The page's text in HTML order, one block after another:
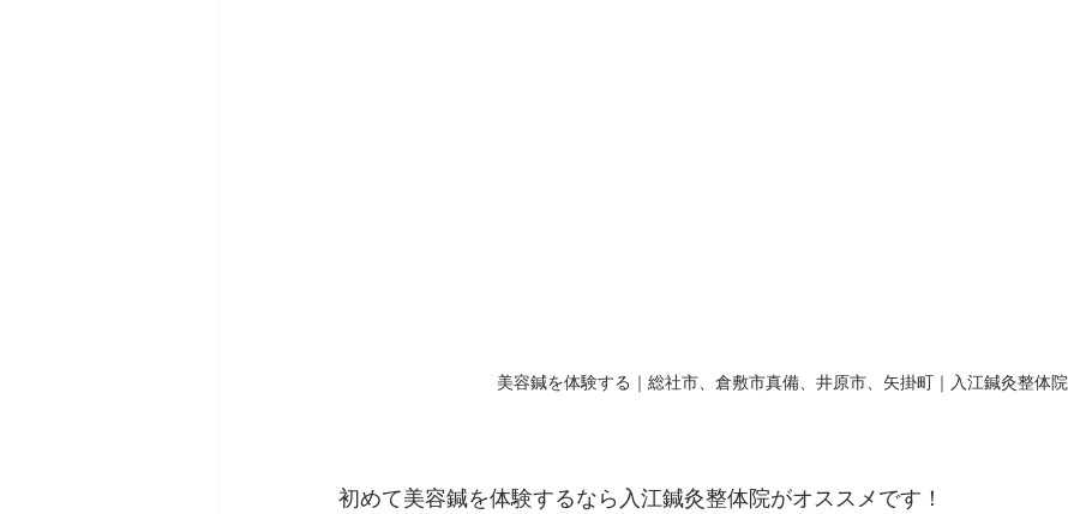
美容鍼を体験する｜総社市、倉敷市真備、井原市、矢掛町｜入江鍼灸整体院
初めて美容鍼を体験するなら入江鍼灸整体院がオススメです！